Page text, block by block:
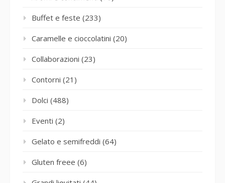
Buffet e feste (233)
Caramelle e cioccolatini (20)
Collaborazioni (23)
Contorni (21)
Dolci (488)
Eventi (2)
Gelato e semifreddi (64)
Gluten freee (6)